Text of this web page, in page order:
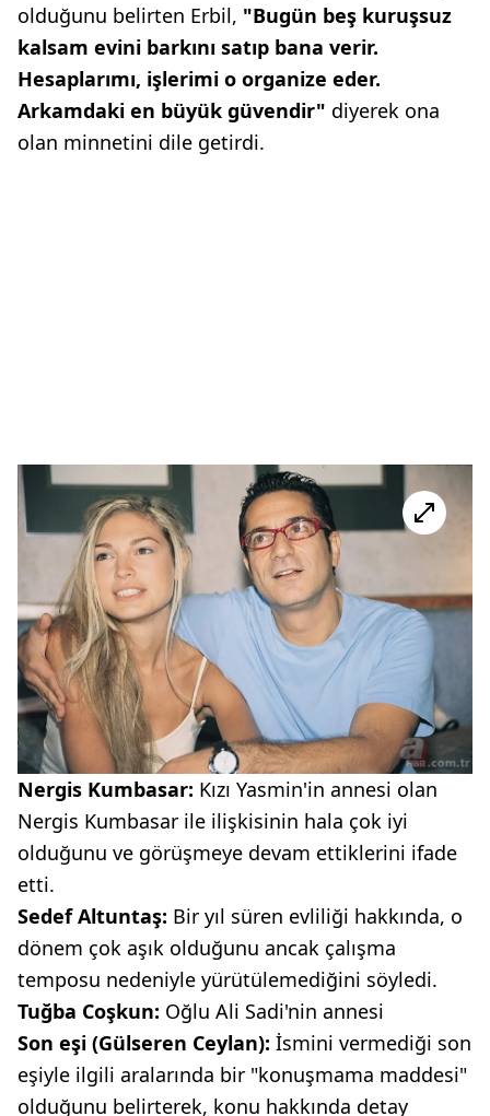
olduğunu belirten Erbil, "Bugün beş kuruşsuz
kalsam evini barkını satıp bana verir.
Hesaplarımı, işlerimi o organize eder.
Arkamdaki en büyük güvendir" diyerek ona
olan minnetini dile getirdi.
Nergis Kumbasar: Kızı Yasmin'in annesi olan
Nergis Kumbasar ile ilişkisinin hala çok iyi
olduğunu ve görüşmeye devam ettiklerini ifade
etti.
Sedef Altuntaş: Bir yıl süren evliliği hakkında, o
dönem çok aşık olduğunu ancak çalışma
temposu nedeniyle yürütülemediğini söyledi.
Tuğba Coşkun: Oğlu Ali Sadi'nin annesi
Son eşi (Gülseren Ceylan): İsmini vermediği son
eşiyle ilgili aralarında bir "konuşmama maddesi"
olduğunu belirterek, konu hakkında detay